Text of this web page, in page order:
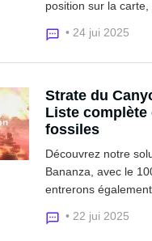
position sur la
• 24 jui 2025
Strate du
Liste complète
fossiles
Découvrez notre
Bananza, avec le
entrerons
• 22 jui 2025